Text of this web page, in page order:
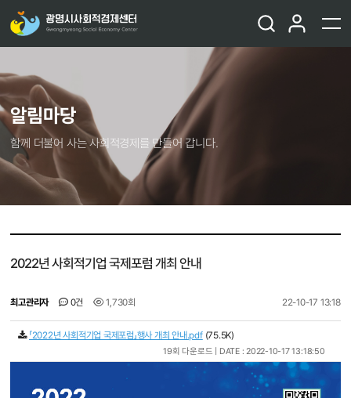
알림마당
함께 더불어 사는 사회적경제를 만들어 갑니다.
2022년 사회적기업 국제포럼 개최 안내
최고관리자 0건 1,730회 22-10-17 13:18
「2022년 사회적기업 국제포럼」행사 개최 안내.pdf(75.5K)
19회 다운로드 | DATE : 2022-10-17 13:18:50